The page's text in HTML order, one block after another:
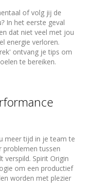
of volg jij de
In het eerste geval
dat niet veel met jou
energie verloren.
ontvang je tips om
te bereiken.
meer tijd in je team te
problemen tussen
verspild. Spirit Origin
om een productief
worden met plezier